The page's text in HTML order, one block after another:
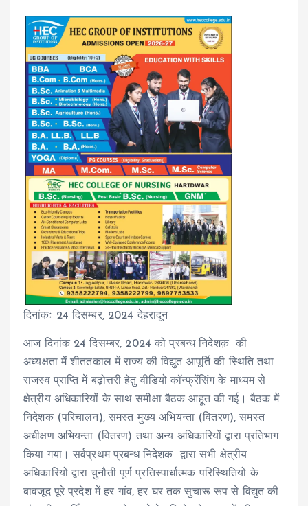
दिनांकः 24 दिसम्बर, 2024 देहरादून
आज दिनांक 24 दिसम्बर, 2024 को प्रबन्ध निदेशक़ की
अध्यक्षता में शीततकाल में राज्य की विद्युत आपूर्ति की स्थिति तथा
राजस्व प्राप्ति में बढ़ोत्तरी हेतु वीडियो कॉन्फ्रेंसिंग के माध्यम से
क्षेत्रीय अधिकारियों के साथ समीक्षा बैठक आहूत की गई। बैठक में
निदेशक (परिचालन), समस्त मुख्य अभियन्ता (वितरण), समस्त
अधीक्षण अभियन्ता (वितरण) तथा अन्य अधिकारियों द्वारा प्रतिभाग
किया गया। सर्वप्रथम प्रबन्ध निदेशक द्वारा सभी क्षेत्रीय
अधिकारियों द्वारा चुनौती पूर्ण प्रतिस्पार्धात्मक परिस्थितियों के
बावजूद पूरे प्रदेश में हर गांव, हर घर तक सुचारू रूप से विद्युत की